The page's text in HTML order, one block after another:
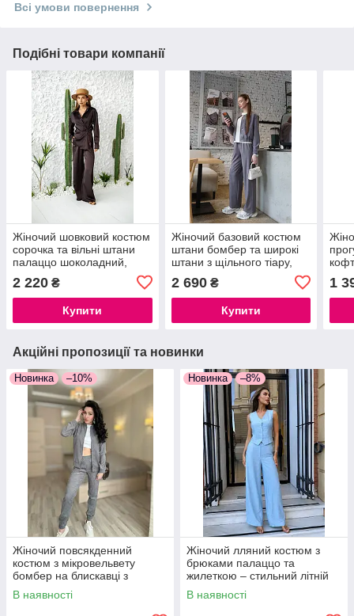
Всі умови повернення
Подібні товари компанії
Жіночий шовковий костюм
сорочка та вільні штани
палаццо шоколадний,
розміри 42/44, 46/48
2 220 ₴
Купити
Жіночий базовий костюм
штани бомбер та широкі
штани з щільного тіару,
2 690₴
Купити
(42-
1
Акційні пропозиції та новинки
Новинка –10%
Жіночий повсякденний
костюм з мікровельвету
бомбер на блискавці з
джогерами стильний
комплект, розміри 42–52
В наявності
Новинка –8%
Жіночий лляний костюм з
брюками палаццо та
жилеткою – стильний літній
костюм із жатого льону 42/44,
46/48
В наявності